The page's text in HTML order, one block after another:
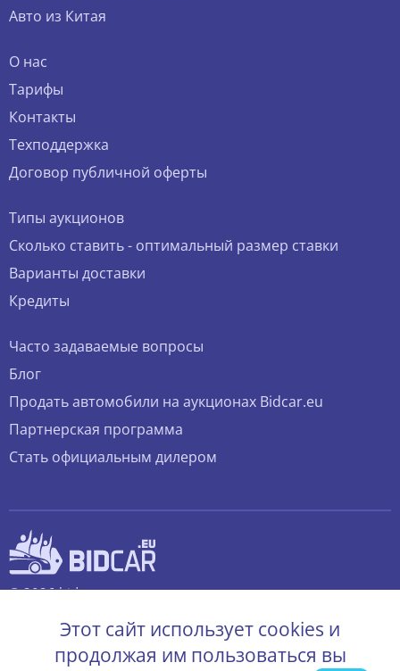
Авто из Китая
О нас
Тарифы
Контакты
Техподдержка
Договор публичной оферты
Типы аукционов
Сколько ставить - оптимальный размер ставки
Варианты доставки
Кредиты
Часто задаваемые вопросы
Блог
Продать автомобили на аукционах Bidcar.eu
Партнерская программа
Стать официальным дилером
© 2026 bidcar.eu
Этот сайт использует cookies и
продолжая им пользоваться вы